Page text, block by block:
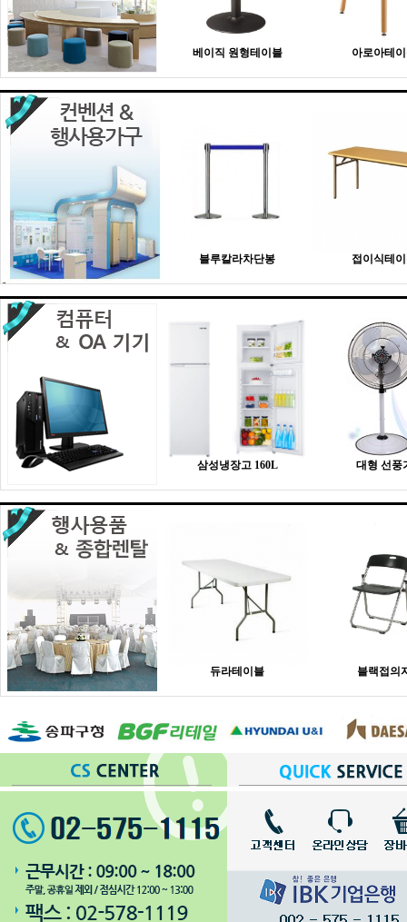
베이직 원형테이블 아로아테
블루칼라차단봉 접이식테
삼성냉장고 160L 대형 선풍
듀라테이블 블랙접의